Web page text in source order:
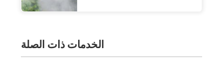
الخدمات ذات الصلة